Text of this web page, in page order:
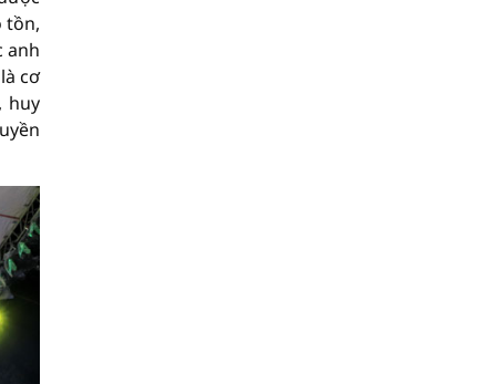
tồn,
anh
cơ
huy